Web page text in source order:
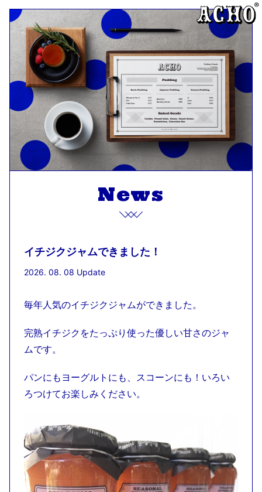
News
イチジクジャムできました！
2026. 08. 08 Update
毎年人気のイチジクジャムができました。
完熟イチジクをたっぷり使った優しい甘さのジャ
ムです。
パンにもヨーグルトにも、スコーンにも！いろい
ろつけてお楽しみください。